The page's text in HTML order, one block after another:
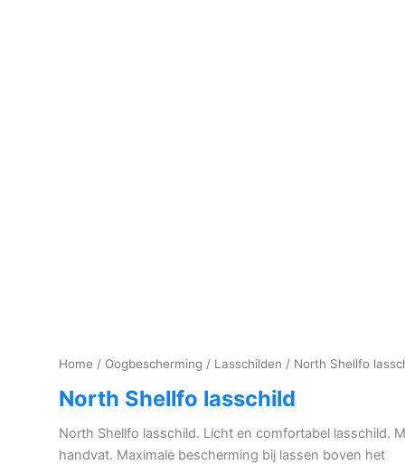
Home / Oogbescherming / Lasschilden / North Shellfo
North Shellfo lasschild
North Shellfo lasschild. Licht en comfortabel lasschild.
handvat. Maximale bescherming bij lassen boven het